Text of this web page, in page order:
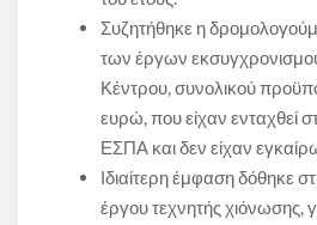
Συζητήθηκε η
των έργων
Κέντρου, συνολικού
ευρώ, που είχαν ενταχθεί
ΕΣΠΑ και δεν είχαν
Ιδιαίτερη έμφαση δόθηκε
έργου τεχνητής χιόνωσης,